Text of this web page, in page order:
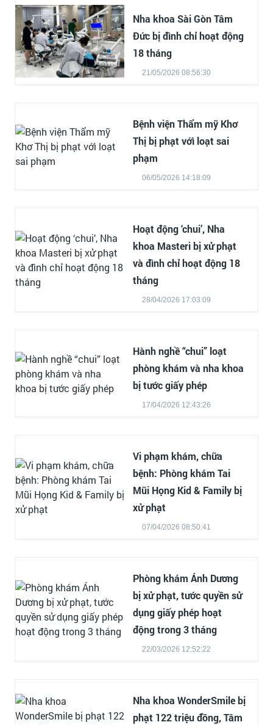
Nha khoa Sài Gòn Tâm
Đức bị đình chỉ hoạt động
18 tháng
21/05/2026 08:56:30
Bệnh viện Thẩm mỹ Khơ
Thị bị phạt vớì loạt sai
phạm
06/05/2026 14:18:09
Hoạt động ‘chui’, Nha
khoa Masteri bị xử phạt
và đình chỉ hoạt động 18
tháng
28/04/2026 17:03:09
Hành nghề “chui” loạt
phòng khám và nha khoa
bị tước giấy phép
17/04/2026 12:43:26
Vi phạm khám, chữa
bệnh: Phòng khám Tai
Mũi Họng Kid & Family bị
xử phạt
07/04/2026 08:50:41
Phòng khám Ánh Dương
bị xử phạt, tước quyền sử
dụng giấy phép hoạt
động trong 3 tháng
22/03/2026 12:52:22
Nha khoa WonderSmile bị
phạt 122 triệu đồng, Tâm